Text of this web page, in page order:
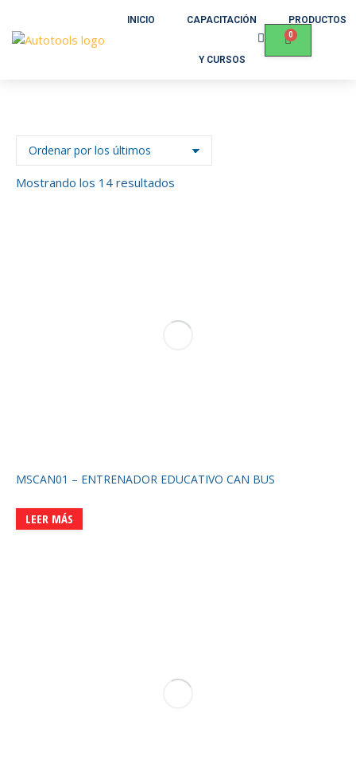
INICIO CAPACITACIÓN
Y CURSOS
PRODUCTOS
Mostrando los 14 resultados
MSCAN01 – ENTRENADOR EDUCATIVO CAN BUS
LEER MÁS